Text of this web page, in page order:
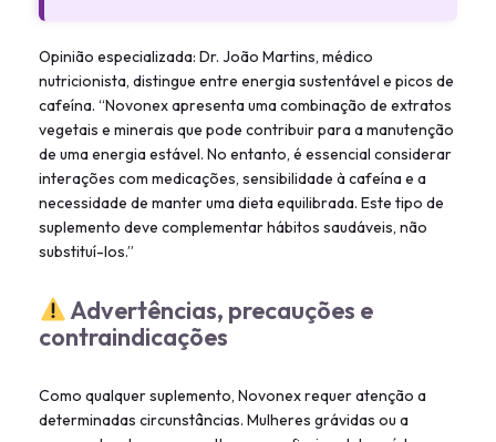
Opinião especializada: Dr. João Martins, médico
nutricionista, distingue entre energia sustentável e picos de
cafeína. “Novonex apresenta uma combinação de extratos
vegetais e minerais que pode contribuir para a manutenção
de uma energia estável. No entanto, é essencial considerar
interações com medicações, sensibilidade à cafeína e a
necessidade de manter uma dieta equilibrada. Este tipo de
suplemento deve complementar hábitos saudáveis, não
substituí-los.”
Advertências, precauções e
contraindicações
Como qualquer suplemento, Novonex requer atenção a
determinadas circunstâncias. Mulheres grávidas ou a